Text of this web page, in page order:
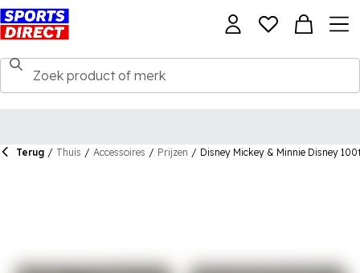
Terug / Thuis / Accessoires / Prijzen / Disney Mickey & Minnie Disney